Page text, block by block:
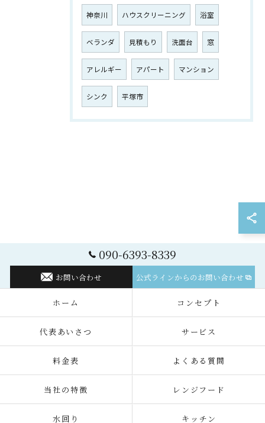
神奈川 ハウスクリーニング 浴室
ベランダ 見積もり 洗面台 窓
アレルギー アパート マンション
シンク 平塚市
090-6393-8339
お問い合わせ 公式ラインからのお問い合わせ
ホーム コンセプト
代表あいさつ サービス
料金表 よくある質問
当社の特徴 レンジフード
水回り キッチン